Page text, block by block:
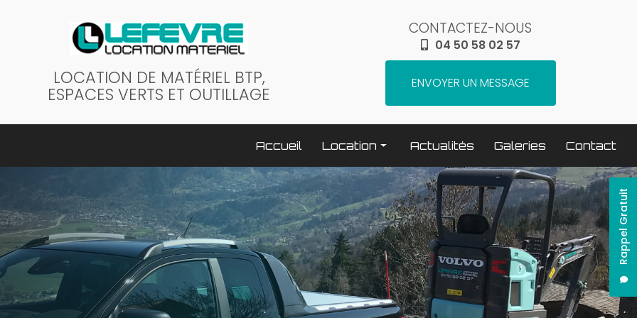
LOCATION DE MATÉRIEL BTP,
ESPACES VERTS ET OUTILLAGE
CONTACTEZ-NOUS
04 50 58 02 57
ENVOYER UN MESSAGE
Rappel Gratuit
Accueil
Location
Terrassement / compactage
Transport
Elévation / levage
Espaces verts
Traitement béton
Nettoyage
Actualités Galeries Contact